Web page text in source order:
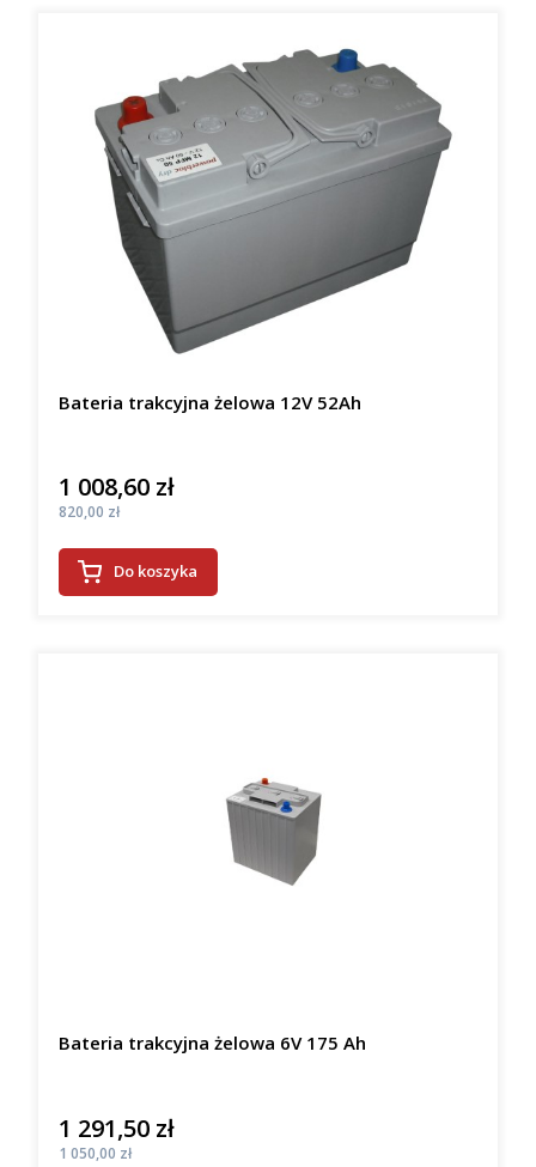
Bateria trakcyjna żelowa 12V 52Ah
Cena
1 008,60 zł
Cena
820,00 zł
Do koszyka
Bateria trakcyjna żelowa 6V 175 Ah
Cena
1 291,50 zł
Cena
1 050,00 zł